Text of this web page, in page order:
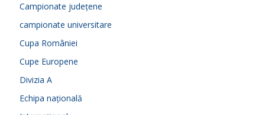
Campionate județene
campionate universitare
Cupa României
Cupe Europene
Divizia A
Echipa națională